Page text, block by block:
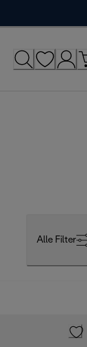
Alle Filter